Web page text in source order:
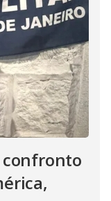
confronto